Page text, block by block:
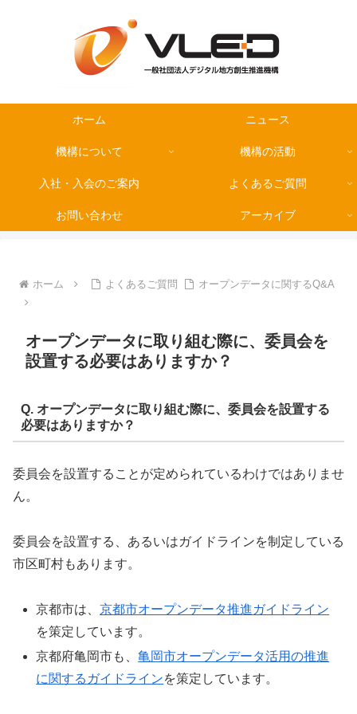
ホーム ニュース
機構について 機構の活動
入社・入会のご案内 よくあるご質問
お問い合わせ アーカイブ
ホーム よくあるご質問 オープンデータに関するQ&A
オープンデータに取り組む際に、委員会を
設置する必要はありますか？
Q. オープンデータに取り組む際に、委員会を設置する
必要はありますか？
委員会を設置することが定められているわけではありませ
ん。
委員会を設置する、あるいはガイドラインを制定している
市区町村もあります。
京都市は、京都市オープンデータ推進ガイドライン
を策定しています。
京都府亀岡市も、亀岡市オープンデータ活用の推進
に関するガイドラインを策定しています。